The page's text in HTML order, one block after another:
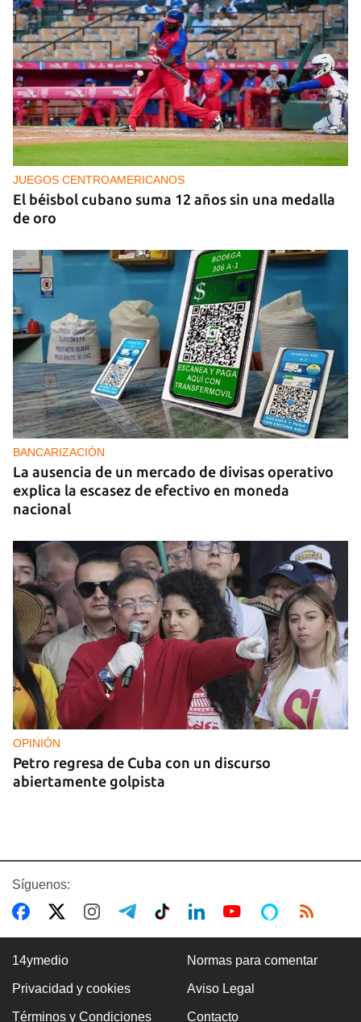
PODCAST
Cafecito informativo del viernes 7 de agosto de
2026
JUEGOS CENTROAMERICANOS
El béisbol cubano suma 12 años sin una medalla
de oro
BANCARIZACIÓN
La ausencia de un mercado de divisas operativo
explica la escasez de efectivo en moneda
nacional
OPINIÓN
Petro regresa de Cuba con un discurso
abiertamente golpista
14YMEDIO
Síguenos:
14ymedio Normas para comentar
Privacidad y cookies Aviso Legal
Términos y Condiciones Contacto